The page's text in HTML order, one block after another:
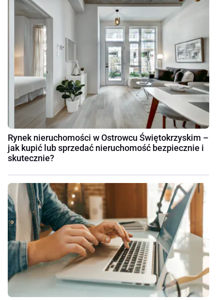
Rynek nieruchomości w Ostrowcu Świętokrzyskim –
jak kupić lub sprzedać nieruchomość bezpiecznie i
skutecznie?